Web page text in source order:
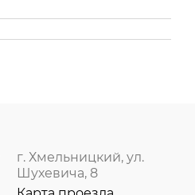
г. Хмельницкий, ул.
Шухевича, 8